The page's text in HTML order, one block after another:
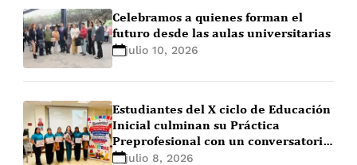
Celebramos a quienes forman el
futuro desde las aulas universitarias
julio 10, 2026
Estudiantes del X ciclo de Educación
Inicial culminan su Práctica
Preprofesional con un conversatorio
de cierre
julio 8, 2026